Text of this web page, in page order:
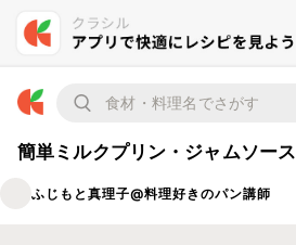
簡単ミルクプリン・ジャムソース
ふじもと真理子@料理好きのパン講師